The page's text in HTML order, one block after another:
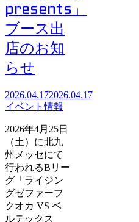
presents」
ブース出
店のお知
らせ
2026.04.172026.04.17
イベント情報
2026年4月25日
（土）に北九
州メッセにて
行われるBリー
グ「ライジン
グゼファーフ
クオカ VS ベ
ルテックス